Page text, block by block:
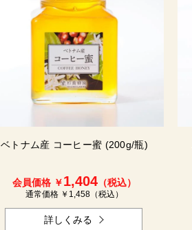
ベトナム産 コーヒー蜜 (200g/瓶)
会員価格 ￥1,404 （税込）
通常価格 ￥ 1,458 （税込）
詳しくみる